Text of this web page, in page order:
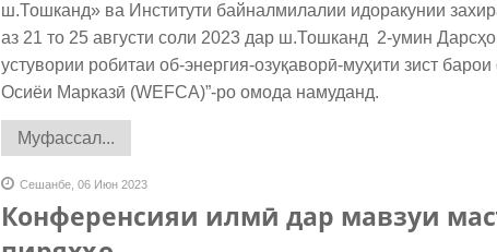
ш.Тошканд» ва Институти байналмилалии идоракунии
аз 21 то 25 августи соли 2023 дар ш.Тошканд 2-умин
устувории робитаи об-энергия-озуқаворӣ-муҳити зист
Осиёи Марказӣ (WEFCA)”-ро омода намуданд.
Муфассал...
Сешанбе, 06 Июн 2023
Конференсияи илмӣ дар мавзуи